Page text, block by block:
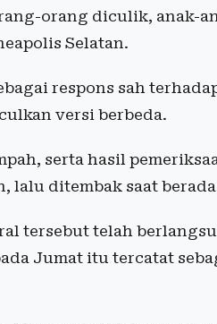
orang diculik, anak-
Selatan.
respons sah
versi berbeda.
serta hasil
ditembak saat
tersebut telah
Jumat itu tercatat